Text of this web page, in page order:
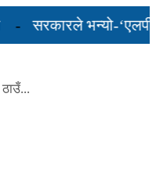
सरकारले भन्यो-‘एलपी